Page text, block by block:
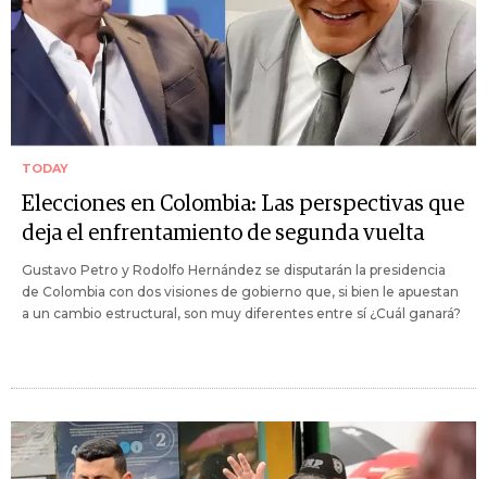
TODAY
Elecciones en Colombia: Las perspectivas que
deja el enfrentamiento de segunda vuelta
Gustavo Petro y Rodolfo Hernández se disputarán la presidencia
de Colombia con dos visiones de gobierno que, si bien le apuestan
a un cambio estructural, son muy diferentes entre sí ¿Cuál ganará?